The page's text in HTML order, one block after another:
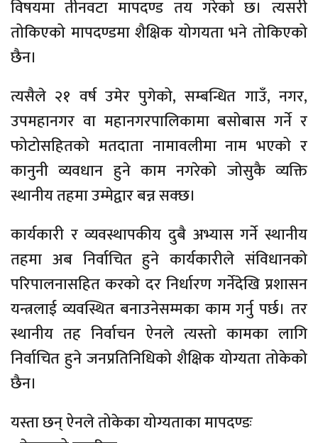
विषयमा तीनवटा मापदण्ड तय गरेको छ। त्यसरी
तोकिएको मापदण्डमा शैक्षिक योगयता भने तोकिएको
छैन।
त्यसैले २१ वर्ष उमेर पुगेको, सम्बन्धित गाउँ, नगर,
उपमहानगर वा महानगरपालिकामा बसोबास गर्ने र
फोटोसहितको मतदाता नामावलीमा नाम भएको र
कानुनी व्यवधान हुने काम नगरेको जोसुकै व्यक्ति
स्थानीय तहमा उम्मेद्वार बन्न सक्छ।
कार्यकारी र व्यवस्थापकीय दुबै अभ्यास गर्ने स्थानीय
तहमा अब निर्वाचित हुने कार्यकारीले संविधानको
परिपालनासहित करको दर निर्धारण गर्नेदेखि प्रशासन
यन्त्रलाई व्यवस्थित बनाउनेसम्मका काम गर्नु पर्छ। तर
स्थानीय तह निर्वाचन ऐनले त्यस्तो कामका लागि
निर्वाचित हुने जनप्रतिनिधिको शैक्षिक योग्यता तोकेको
छैन।
यस्ता छन् ऐनले तोकेका योग्यताका मापदण्डः